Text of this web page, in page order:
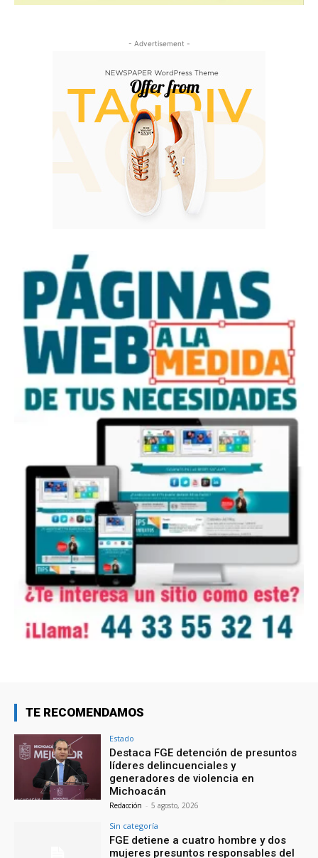
- Advertisement -
TE RECOMENDAMOS
Estado
Destaca FGE detención de presuntos
líderes delincuenciales y
generadores de violencia en
Michoacán
Redacción - 5 agosto, 2026
Sin categoría
FGE detiene a cuatro hombre y dos
mujeres presuntos responsables del